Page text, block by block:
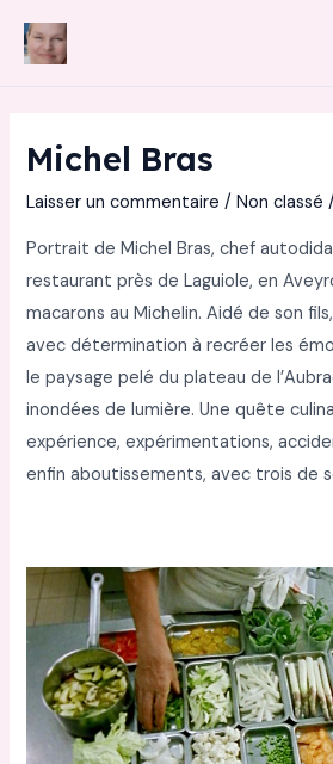
Michel Bras
Laisser un commentaire /Non classé
Portrait de Michel Bras, chef
restaurant près de Laguiole, en
macarons au Michelin. Aidé de son
avec détermination à recréer les
le paysage pelé du plateau de
inondées de lumière. Une quête
expérience, expérimentations,
enfin aboutissements, avec trois de